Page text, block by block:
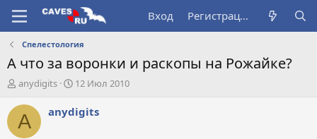
Вход Регистрация
Спелестология
А что за воронки и раскопы на Рожайке?
А
т
о
anydigits
Д
т
12 Июл 2010
A anydigits